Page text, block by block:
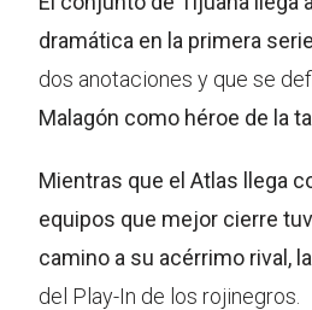
dramática en la primera
dos anotaciones y que se
Malagón como héroe de la
Mientras que el Atlas llega
equipos que mejor cierre
camino a su acérrimo rival,
del Play-In de los rojinegros.